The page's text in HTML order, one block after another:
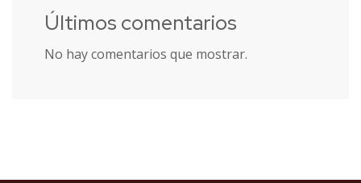
Últimos comentarios
No hay comentarios que mostrar.